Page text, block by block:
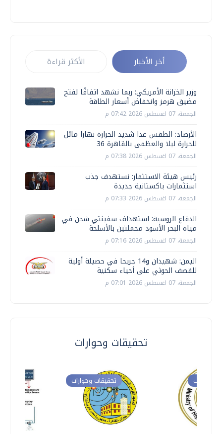
أخر الأخبار الأكثر قراءة
وزير الخزانة الأمريكي: ربما نشهد اتفاقًا لفتح
مضيق هرمز وانخفاض أسعار الطاقة
الجمعة، 07 اغسطس 2026 07:42 م
الأرصاد: الطقس غدا شديد الحرارة نهارا مائل
للحرارة ليلا والعظمى بالقاهرة 36
الجمعة، 07 اغسطس 2026 07:38 م
رئيس هيئة الاستثمار: نستهدف جذب
استثمارات باكستانية جديدة
الجمعة، 07 اغسطس 2026 07:33 م
الدفاع الروسية: استهداف سفينتي شحن في
مياه البحر الأسود محملتين بالأسلحة
الجمعة، 07 اغسطس 2026 07:16 م
اليمن: شهيدان و14 جريحا في حصيلة أولية
للقصف الحوثي على أحياء سكنية
الجمعة، 07 اغسطس 2026 07:01 م
تحقيقات وحوارات
تحقيقات وحوارات وحوارات